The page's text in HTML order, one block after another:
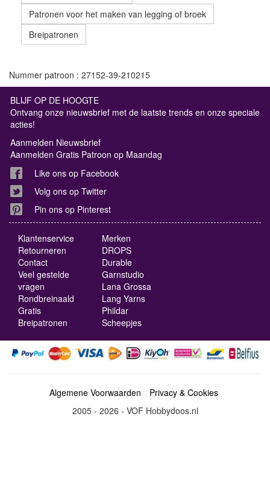
Patronen voor het maken van legging of broek
Breipatronen
Nummer patroon : 27152-39-210215
BLIJF OP DE HOOGTE
Ontvang onze nieuwsbrief met de laatste trends en onze speciale
acties!
Aanmelden Nieuwsbrief
Aanmelden Gratis Patroon op Maandag
Like ons op Facebook
Volg ons op Twitter
Pin ons op Pinterest
Klantenservice
Retourneren
Contact
Veel gestelde
vragen
Rondbreinaald
Gratis
Breipatronen
Merken
DROPS
Durable
Garnstudio
Lana Grossa
Lang Yarns
Phildar
Scheepjes
Algemene Voorwaarden
Privacy & Cookies
2005 - 2026 - VOF Hobbydoos.nl